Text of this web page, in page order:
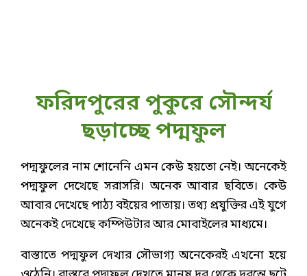
ফরিদপুরের পুকুরে সৌন্দর্য
ছড়াচ্ছে পদ্মফুল
পদ্মফুলের নাম শোনেনি এমন কেউ হয়তো নেই। অনেকেই
পদ্মফুল দেখেছে সরাসরি। অনেক আবার ছবিতে। কেউ
আবার দেখেছে পাঠ্য বইয়ের পাতায়। তথ্য প্রযুক্তির এই যুগে
অনেকই দেখেছে কম্পিউটার আর মোবাইলের মাধ্যমে।
বাস্তাতে পদ্মফুল দেখার সৌভাগ্য অনেকেরই এখনো হয়ে